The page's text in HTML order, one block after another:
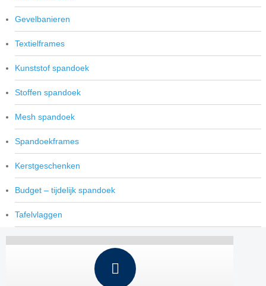
Gevelbanieren
Textielframes
Kunststof spandoek
Stoffen spandoek
Mesh spandoek
Spandoekframes
Kerstgeschenken
Budget – tijdelijk spandoek
Tafelvlaggen